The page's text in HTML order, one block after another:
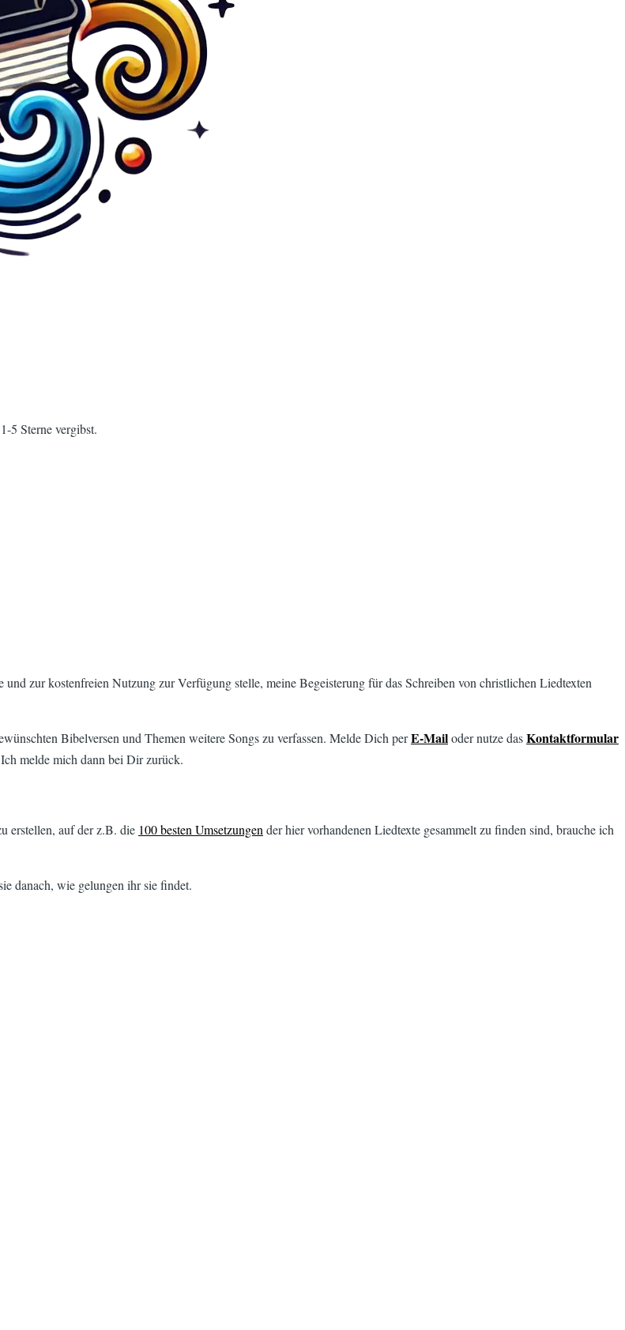
5 Sterne vergibst.
zur kostenfreien Nutzung zur Verfügung stelle, meine Begeisterung für das Schreiben von christlichen Liedtexten
Bibelversen und Themen weitere Songs zu verfassen. Melde Dich perE-Mailoder nutze dasKontaktformular
melde mich dann bei Dir zurück.
erstellen, auf der z.B. die 100 besten Umsetzungen der hier vorhandenen Liedtexte gesammelt zu finden sind, brauche ich
danach, wie gelungen ihr sie findet.